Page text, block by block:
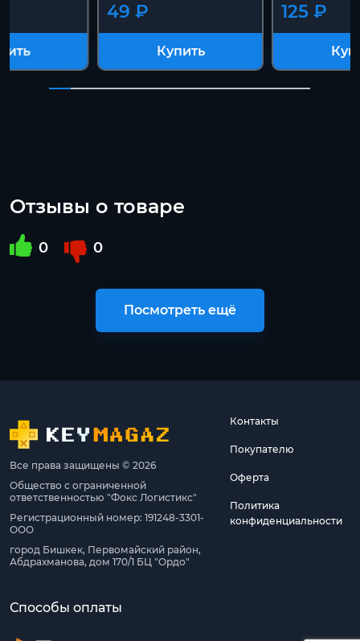
49 ₽
Купить
125 ₽
Отзывы о товаре
0 0
Посмотреть ещё
Все права защищены © 2026
Общество с ограниченной
ответственностью "Фокс Логистикс"
Регистрационный номер: 191248-3301-
ООО
город Бишкек, Первомайский район,
Абдрахманова, дом 170/1 БЦ "Ордо"
Контакты
Покупателю
Оферта
Политика
конфиденциальности
Способы оплаты